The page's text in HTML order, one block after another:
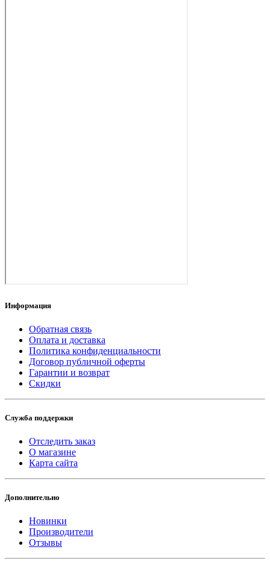
Информация
Обратная связь
Оплата и доставка
Политика конфиденциальности
Договор публичной оферты
Гарантии и возврат
Скидки
Служба поддержки
Отследить заказ
О магазине
Карта сайта
Дополнительно
Новинки
Производители
Отзывы